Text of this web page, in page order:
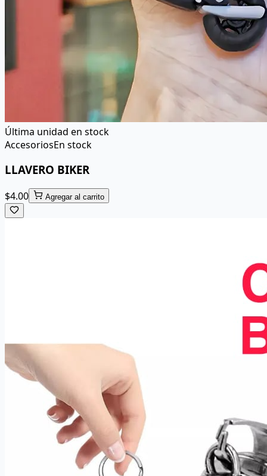
Última unidad en stock
AccesoriosEn stock
LLAVERO BIKER
$4.00 Agregar al carrito